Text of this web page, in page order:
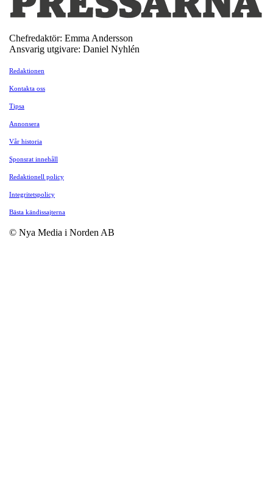
Chefredaktör: Emma Andersson
Ansvarig utgivare: Daniel Nyhlén
Redaktionen
Kontakta oss
Tipsa
Annonsera
Vår historia
Sponsrat innehåll
Redaktionell policy
Integritetspolicy
Bästa kändissajterna
© Nya Media i Norden AB